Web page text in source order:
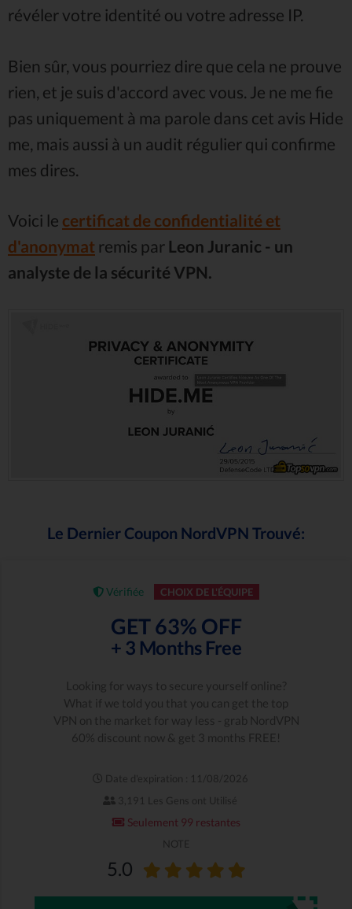
révéler votre identité ou votre adresse IP.
Bien sûr, vous pourriez dire que cela ne prouve
rien, et je suis d'accord avec vous. Je ne me fie
pas uniquement à ma parole dans cet avis Hide
me, mais aussi à un audit régulier qui confirme
mes dires.
Voici le certificat de confidentialité et
d'anonymat remis par Leon Juranic - un
analyste de la sécurité VPN.
Le Dernier Coupon NordVPN Trouvé:
Vérifiée CHOIX DE L'ÉQUIPE
GET 63% OFF
+ 3 Months Free
Looking for ways to secure yourself online?
What if we told you that you can get the top
VPN on the market for way less - grab NordVPN
60% discount now & get 3 months FREE!
Date d'expiration : 11/08/2026
3,191 Les Gens ont Utilisé
Seulement 99 restantes
NOTE
5.0